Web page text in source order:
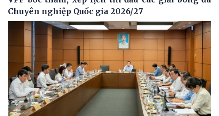
Chuyên nghiệp Quốc gia 2026/27